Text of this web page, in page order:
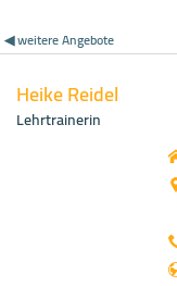
◀ weitere Angebote
Heike Reidel
Lehrtrainerin